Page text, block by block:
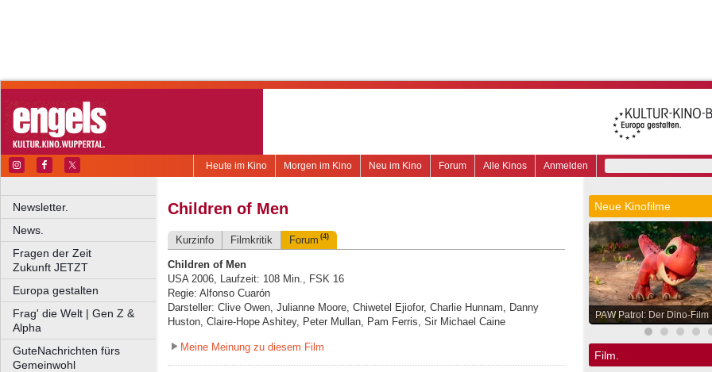
Anmelden
Alle Kinos
Forum
Neu im Kino
Morgen im Kino
Heute im Kino
Newsletter.
News.
Fragen der Zeit
Zukunft JETZT
Europa gestalten
Frag' die Welt | Gen Z &
Alpha
GuteNachrichten fürs
Gemeinwohl
Children of Men
Kurzinfo Filmkritik Forum (4)
Children of Men
USA 2006, Laufzeit: 108 Min., FSK 16
Regie: Alfonso Cuarón
Darsteller: Clive Owen, Julianne Moore, Chiwetel Ejiofor, Charlie Hunnam, Danny
Huston, Claire-Hope Ashitey, Peter Mullan, Pam Ferris, Sir Michael Caine
Meine Meinung zu diesem Film
Neue Kinofilme
PAW Patrol: Der Dino-Film
Film.